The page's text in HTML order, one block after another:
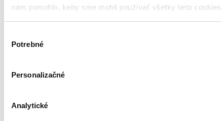
nám pomohlo, keby sme mohli používať všetky tieto
súhlasu
Potrebné
Personalizačné
Analytické